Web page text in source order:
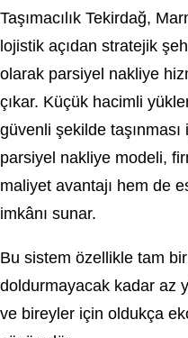
Taşımacılık Tekirdağ,
lojistik açıdan stratejik
olarak parsiyel nakliye
çıkar. Küçük hacimli
güvenli şekilde
parsiyel nakliye modeli,
maliyet avantajı hem de
imkânı sunar.
Bu sistem özellikle tam bir
doldurmayacak kadar az
ve bireyler için oldukça